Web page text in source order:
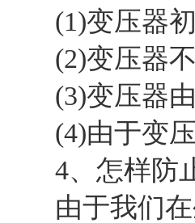
(1)变压器初
(2)变压器不
(3)变压器由
(4)由于变压
4、怎样防
由于我们在